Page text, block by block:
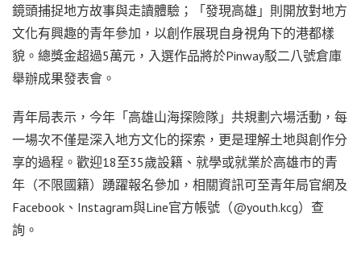
鏡頭捕捉地方故事與走讀體驗；「發現高雄」則開放對地方
文化有興趣的青年參加，以創作展現自身視角下的港都樣
貌。總獎金超過5萬元，入選作品將於Pinway駁二八號倉庫
舉辦成果發表會。
青年局表示，今年「高雄山海探險隊」共規劃六場活動，每
一場次不僅是深入地方文化的探索，更是理解土地與創作分
享的過程。歡迎18至35歲設籍、就學或就業於高雄市的青
年（不限國籍）踴躍報名參加，相關資訊可至青年局官網及
Facebook、Instagram與Line官方帳號（@youth.kcg）查
詢。